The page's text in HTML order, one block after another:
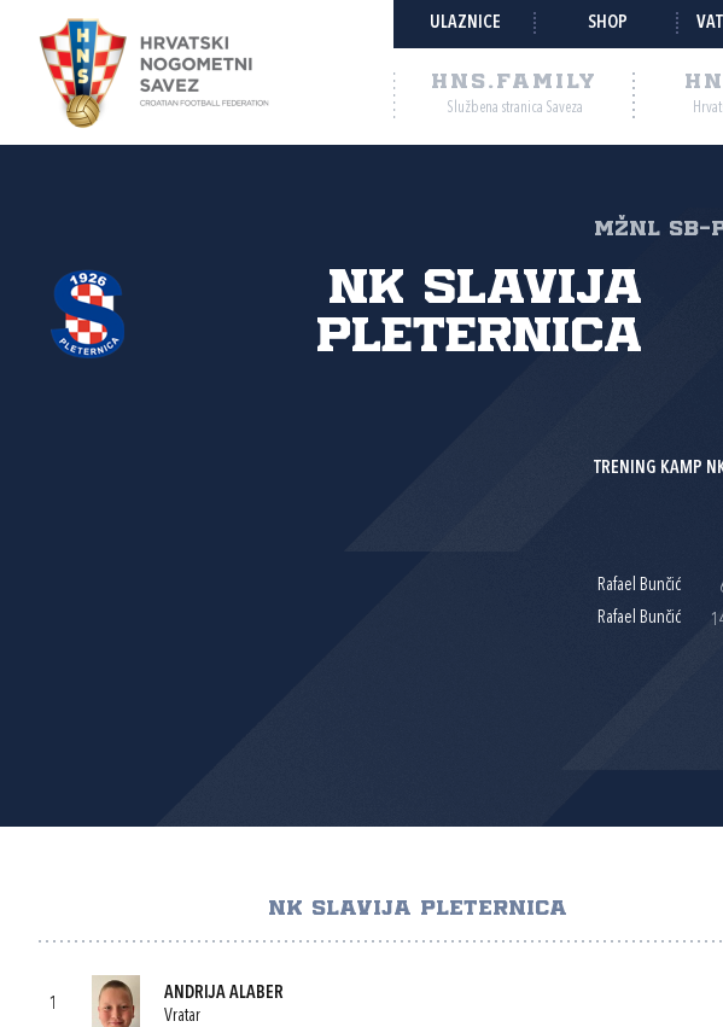
ULAZNICE SHOP
HNS.FAMILY
Službena stranica Saveza
MŽNL SB-
NK Slavija
Pleternica
TRENING KAMP
Rafael Bunčić
Rafael Bunčić
NK SLAVIJA PLETERNICA
1
ANDRIJA ALABER
Vratar